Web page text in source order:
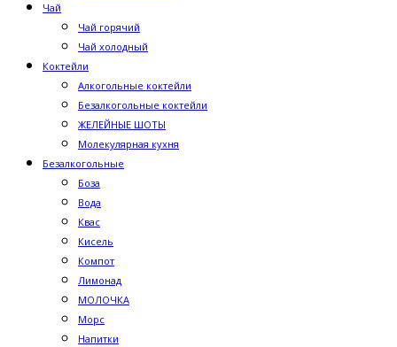
Чай
Чай горячий
Чай холодный
Коктейли
Алкогольные коктейли
Безалкогольные коктейли
ЖЕЛЕЙНЫЕ ШОТЫ
Молекулярная кухня
Безалкогольные
Боза
Вода
Квас
Кисель
Компот
Лимонад
МОЛОЧКА
Морс
Напитки